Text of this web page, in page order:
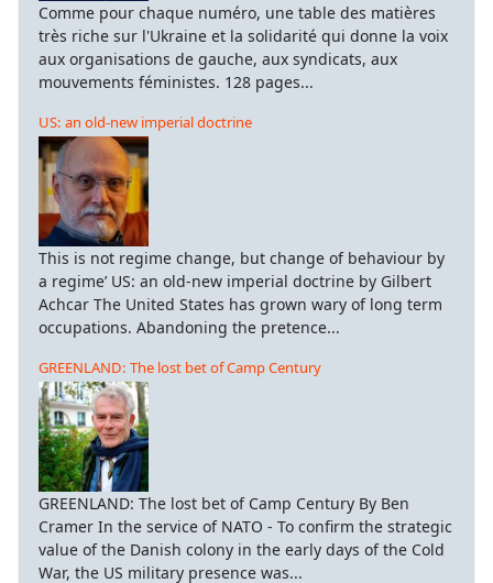
Comme pour chaque numéro, une table des matières
très riche sur l'Ukraine et la solidarité qui donne la voix
aux organisations de gauche, aux syndicats, aux
mouvements féministes. 128 pages...
US: an old-new imperial doctrine
This is not regime change, but change of behaviour by
a regime’ US: an old-new imperial doctrine by Gilbert
Achcar The United States has grown wary of long term
occupations. Abandoning the pretence...
GREENLAND: The lost bet of Camp Century
GREENLAND: The lost bet of Camp Century By Ben
Cramer In the service of NATO - To confirm the strategic
value of the Danish colony in the early days of the Cold
War, the US military presence was...